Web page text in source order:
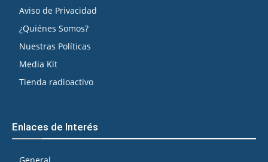
Aviso de Privacidad
¿Quiénes Somos?
Nuestras Políticas
Media Kit
Tienda radioactivo
Enlaces de Interés
General